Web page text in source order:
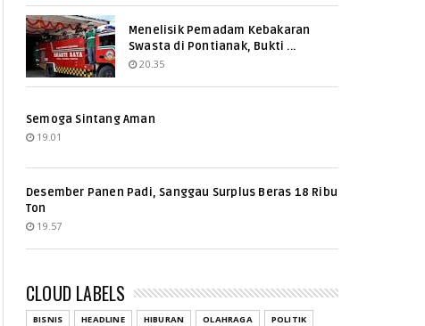
Menelisik Pemadam Kebakaran
Swasta di Pontianak, Bukti ...
20.35
Semoga Sintang Aman
19.01
Desember Panen Padi, Sanggau Surplus Beras 18 Ribu
Ton
19.57
CLOUD LABELS
BISNIS HEADLINE HIBURAN OLAHRAGA
POLITIK